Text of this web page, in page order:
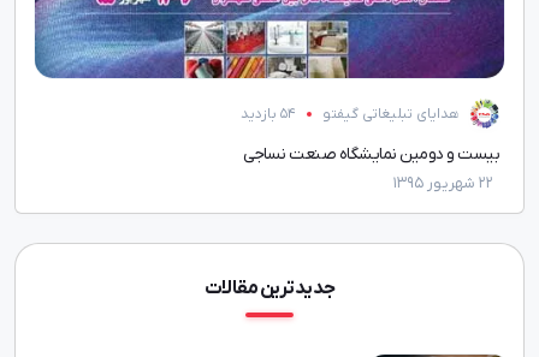
هدایای تبلیغاتی گیفتو 54 بازدید
بیست و دومین نمایشگاه صنعت نساجی
22 شهریور 1395
جدیدترین مقالات